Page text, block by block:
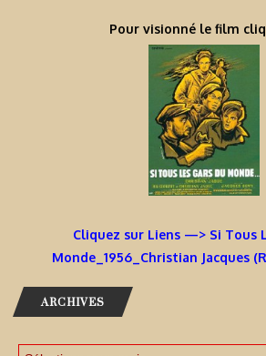
Pour visionné le film
Cliquez sur Liens —> Si Tous
Monde_1956_Christian Jacques
ARCHIVES